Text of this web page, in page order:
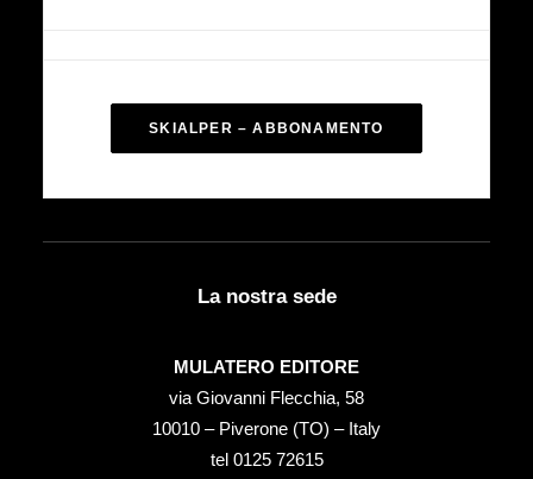
SKIALPER – ABBONAMENTO
La nostra sede
MULATERO EDITORE
via Giovanni Flecchia, 58
10010 – Piverone (TO) – Italy
tel ‭0125 72615‬